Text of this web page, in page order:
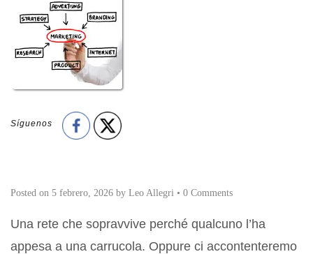
Síguenos
Posted on 5 febrero, 2026 by Leo Allegri • 0 Comments
Una rete che sopravvive perché qualcuno l’ha
appesa a una carrucola. Oppure ci accontenteremo